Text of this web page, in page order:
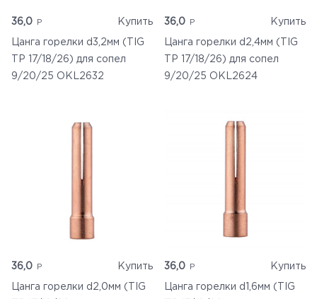
36,0 Купить
Цанга горелки d3,2мм (TIG
TP 17/18/26) для сопел
9/20/25 OKL2632
36,0 Купить
Цанга горелки d2,4мм (TIG
TP 17/18/26) для сопел
9/20/25 OKL2624
36,0 Купить
Цанга горелки d2,0мм (TIG
36,0 Купить
Цанга горелки d1,6мм (TIG